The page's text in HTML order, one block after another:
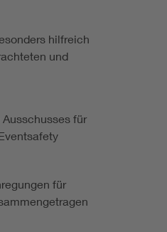
hilfreich
und
für
für